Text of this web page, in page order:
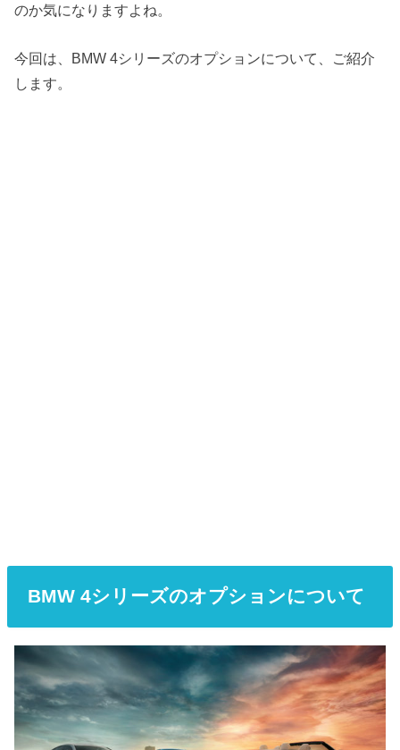
のか気になりますよね。
今回は、BMW 4シリーズのオプションについて、ご紹介
します。
BMW 4シリーズのオプションについて